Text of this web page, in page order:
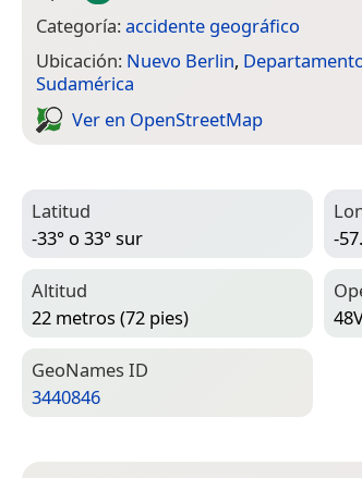
Categoría:accidente geográfico
Ubicación: Nuevo Berlin,
Sudamérica
Ver en Open­Street­Map
Latitud
-33° o 33° sur
-
Altitud
22 metros (72 pies)
Geo­Names ID
3440846